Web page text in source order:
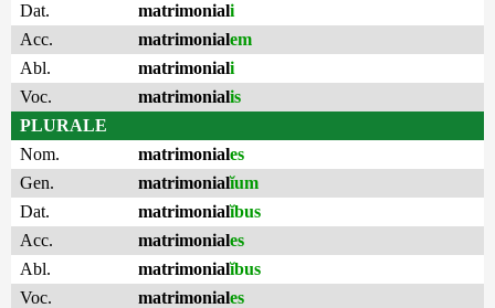
Dat.
matrimoniali
Acc.
matrimonialem
Abl.
matrimoniali
Voc.
matrimonialis
PLURALE
Nom.
matrimoniales
Gen.
matrimonialĭum
Dat.
matrimonialĭbus
Acc.
matrimoniales
Abl.
matrimonialĭbus
Voc.
matrimoniales